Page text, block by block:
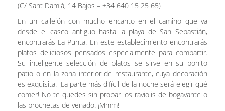
(C/ Sant Damià, 14 Bajos – +34 640 15 25 65)
En un callejón con mucho encanto en el camino que va
desde el casco antiguo hasta la playa de San Sebastián,
encontrarás La Punta. En este establecimiento encontrarás
platos deliciosos pensados especialmente para compartir.
Su inteligente selección de platos se sirve en su bonito
patio o en la zona interior de restaurante, cuya decoración
es exquisita. ¡La parte más difícil de la noche será elegir qué
comer! No te quedes sin probar los raviolis de bogavante o
las brochetas de venado. ¡Mmm!